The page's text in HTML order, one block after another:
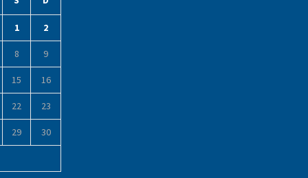
1 2
8 9
15 16
22 23
29 30